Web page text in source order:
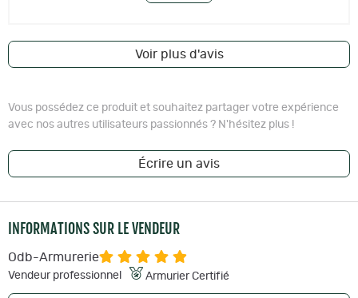
Voir plus d'avis
Vous possédez ce produit et souhaitez partager votre expérience
avec nos autres utilisateurs passionnés ? N'hésitez plus !
Écrire un avis
INFORMATIONS SUR LE VENDEUR
Odb-Armurerie
Vendeur professionnel Armurier Certifié